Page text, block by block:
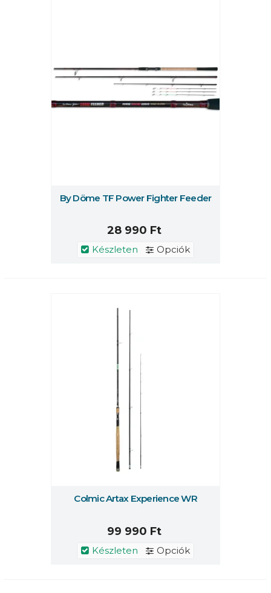
By Döme TF Power Fighter Feeder
28 990 Ft
Készleten Opciók
Colmic Artax Experience WR
99 990 Ft
Készleten Opciók